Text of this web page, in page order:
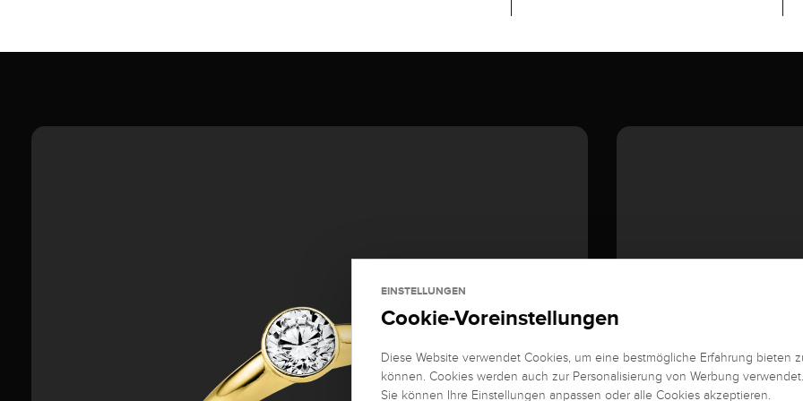
EINSTELLUNGEN
Cookie-Voreinstellungen
Diese Website verwendet Cookies, um eine bestmögliche Erfahrung bieten
können. Cookies werden auch zur Personalisierung von Werbung verwendet.
Sie können Ihre Einstellungen anpassen oder alle Cookies akzeptieren.